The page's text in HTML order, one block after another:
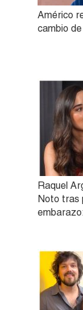
Américo
cambio
Raquel
Noto tras